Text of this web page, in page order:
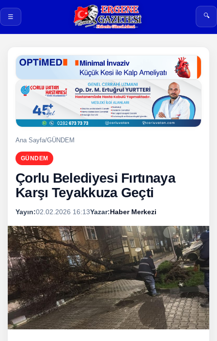
☰ 🔍
Ana Sayfa/GÜNDEM
GÜNDEM
Çorlu Belediyesi Fırtınaya
Karşı Teyakkuza Geçti
Yayın:02.02.2026 16:13Yazar:Haber Merkezi